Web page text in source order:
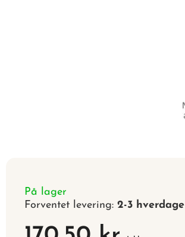
På lager
Forventet levering: 2-3 hverdage